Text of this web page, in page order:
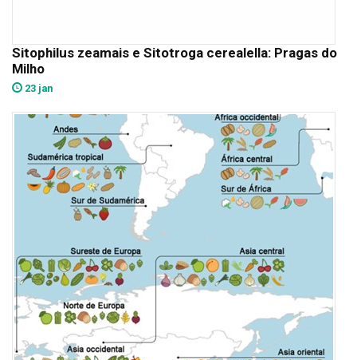
Sitophilus zeamais e Sitotroga cerealella: Pragas do
Milho
23 jan